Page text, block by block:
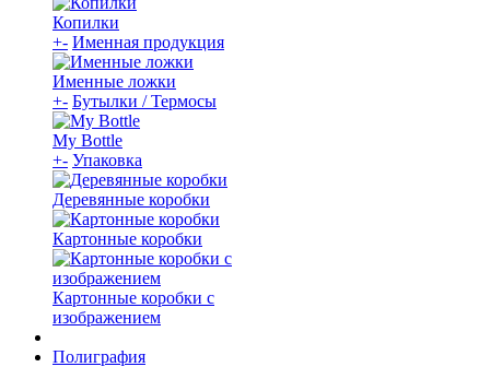
Копилки
+- Именная продукция
Именные ложки
+- Бутылки / Термосы
My Bottle
+- Упаковка
Деревянные коробки
Картонные коробки
Картонные коробки с
изображением
Полиграфия